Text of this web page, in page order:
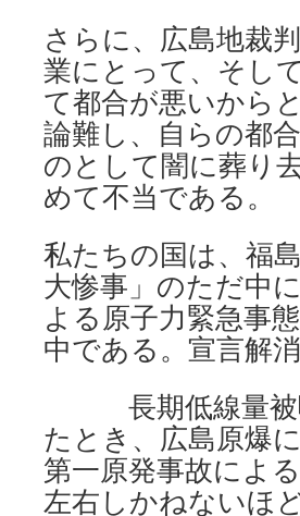
さらに、広島地裁
業にとって、そし
て都合が悪いから
論難し、自らの都
のとして闇に葬り
めて不当である。
私たちの国は、福
大惨事」のただ中
よる原子力緊急事
中である。宣言解
長期低線量被曝
たとき、広島原爆
第一原発事故によ
左右しかねないほ